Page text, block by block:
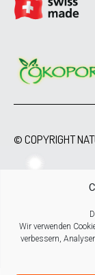
Wir verwenden
verbessern,
© COPYRIGHT